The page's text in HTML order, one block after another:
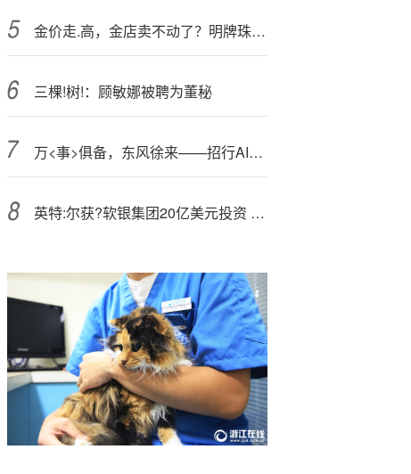
金价走.高，金店卖不动了？明牌珠宝前三季度营收下降 、净利润亏损显露经营隐忧
三棵!树!：顾敏娜被聘为董秘
万<事>俱备，东风徐来——招行AIC筹建
英特:尔获?软银集团20亿美元投资 股价盘后涨逾5%